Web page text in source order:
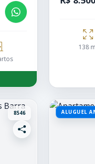
138
8546 ALUGUEL